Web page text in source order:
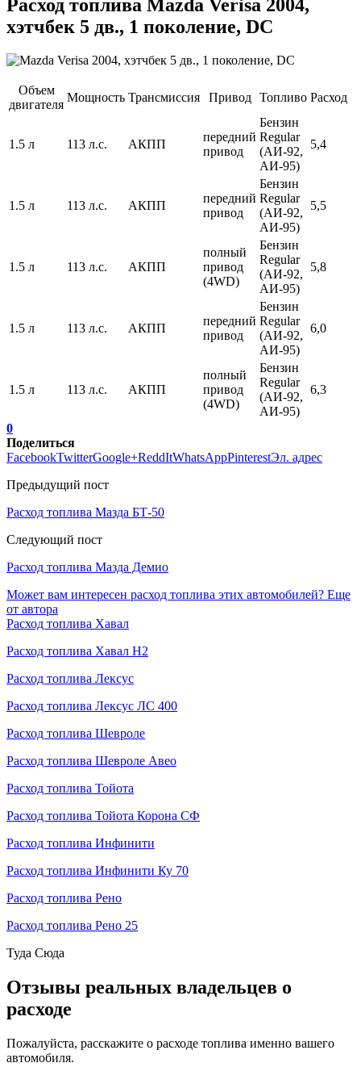
Расход топлива Mazda Verisa 2004,
хэтчбек 5 дв., 1 поколение, DC
Объем
двигателя
Мощность Трансмиссия Привод Топливо Расход
1.5 л 113 л.с. АКПП
передний
привод
Бензин
Regular
(АИ-92,
АИ-95)
5,4
1.5 л 113 л.с. АКПП
передний
привод
Бензин
Regular
(АИ-92,
АИ-95)
5,5
1.5 л 113 л.с. АКПП
полный
привод
(4WD)
Бензин
Regular
(АИ-92,
АИ-95)
5,8
1.5 л 113 л.с. АКПП
передний
привод
Бензин
Regular
(АИ-92,
АИ-95)
6,0
1.5 л 113 л.с. АКПП
полный
привод
(4WD)
Бензин
Regular
(АИ-92,
АИ-95)
6,3
0
Поделиться
FacebookTwitterGoogle+ReddItWhatsAppPinterestЭл. адрес
Предыдущий пост
Расход топлива Мазда БТ-50
Следующий пост
Расход топлива Мазда Демио
Может вам интересен расход топлива этих автомобилей? Еще
от автора
Расход топлива Хавал
Расход топлива Хавал Н2
Расход топлива Лексус
Расход топлива Лексус ЛС 400
Расход топлива Шевроле
Расход топлива Шевроле Авео
Расход топлива Тойота
Расход топлива Тойота Корона СФ
Расход топлива Инфинити
Расход топлива Инфинити Ку 70
Расход топлива Рено
Расход топлива Рено 25
Туда Сюда
Отзывы реальных владельцев о
расходе
Пожалуйста, расскажите о расходе топлива именно вашего
автомобиля.